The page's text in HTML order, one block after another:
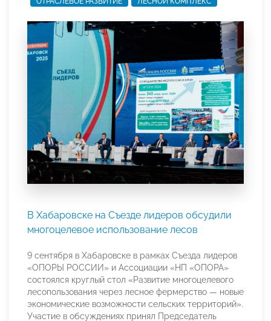
В Хабаровске на Съезде лидеров обсудили
многоцелевое использование лесов
9 сентября в Хабаровске в рамках Съезда лидеров
«ОПОРЫ РОССИИ» и Ассоциации «НП «ОПОРА»
состоялся круглый стол «Развитие многоцелевого
лесопользования через лесное фермерство — новые
экономические возможности сельских территорий».
Участие в обсуждениях принял Председатель